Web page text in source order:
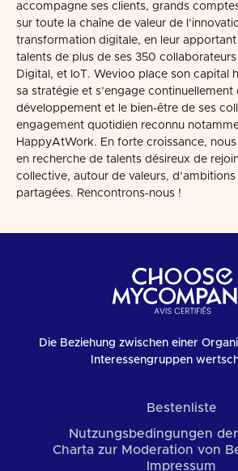
accompagne ses clients, grands
sur toute la chaîne de valeur de
transformation digitale, en leur
talents de plus de ses 350
Digital, et IoT. Wevioo place son capital
sa stratégie et s’engage continuellement
développement et le bien-être de ses
engagement quotidien reconnu
HappyAtWork. En forte croissance,
en recherche de talents désireux de
collective, autour de valeurs,
partagées. Rencontrons-nous !
Die Beziehung zwischen einer
Interessengruppen
Bestenliste
Nutzungsbedingungen
Charta zur Moderation von
Impressum